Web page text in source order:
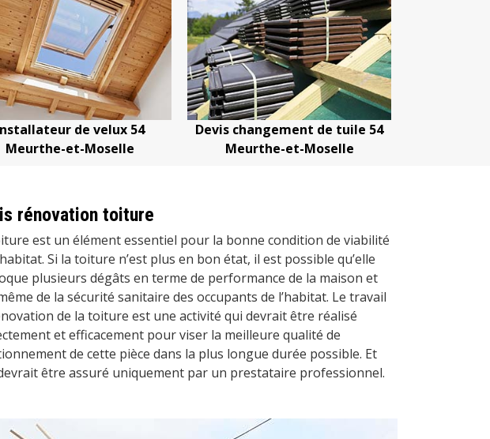
Devis changement de tuile 54
Meurthe-et-Moselle
Devis nettoyage de toiture 54
Meurthe-et-Moselle
rénovation toiture
est un élément essentiel pour la bonne condition de viabilité
Si la toiture n’est plus en bon état, il est possible qu’elle
plusieurs dégâts en terme de performance de la maison et
de la sécurité sanitaire des occupants de l’habitat. Le travail
de la toiture est une activité qui devrait être réalisé
et efficacement pour viser la meilleure qualité de
de cette pièce dans la plus longue durée possible. Et
être assuré uniquement par un prestataire professionnel.